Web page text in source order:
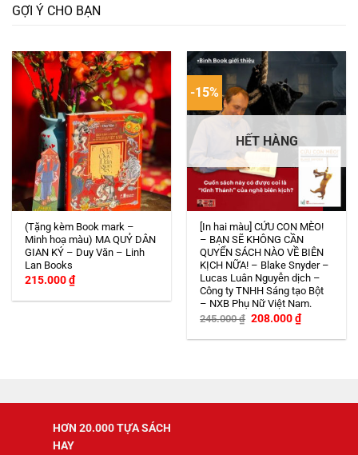
GỢI Ý CHO BẠN
(Tặng kèm Book mark –
Minh hoạ màu) MA QUỶ DÂN
GIAN KÝ – Duy Văn – Linh
Lan Books
215.000₫
-15%
HẾT HÀNG
[In hai màu] CỨU CON MÈO!
– BẠN SẼ KHÔNG CẦN
QUYỂN SÁCH NÀO VỀ BIÊN
KỊCH NỮA! – Blake Snyder –
Lucas Luân Nguyễn dịch –
Công ty TNHH Sáng tạo Bột
– NXB Phụ Nữ Việt Nam.
245.000₫ Giá
là:
208.000₫Giá
hiện
tại
HƠN 20.000 TỰA SÁCH
HAY